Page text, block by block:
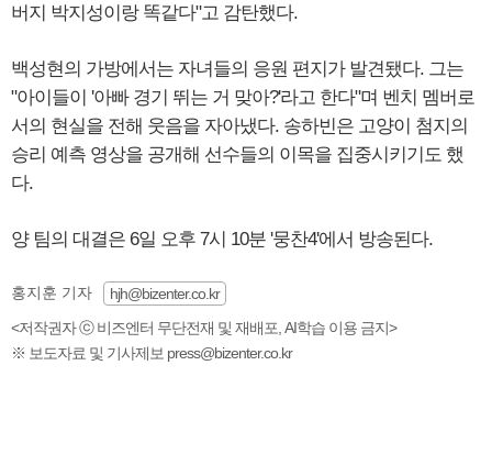
버지 박지성이랑 똑같다"고 감탄했다.
백성현의 가방에서는 자녀들의 응원 편지가 발견됐다. 그는
"아이들이 '아빠 경기 뛰는 거 맞아?'라고 한다"며 벤치 멤버로
서의 현실을 전해 웃음을 자아냈다. 송하빈은 고양이 첨지의
승리 예측 영상을 공개해 선수들의 이목을 집중시키기도 했
다.
양 팀의 대결은 6일 오후 7시 10분 '뭉찬4'에서 방송된다.
홍지훈 기자
hjh@bizenter.co.kr
<저작권자 ⓒ 비즈엔터 무단전재 및 재배포, AI학습 이용 금지>
※ 보도자료 및 기사제보 press@bizenter.co.kr